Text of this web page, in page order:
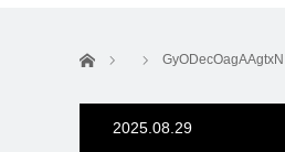
ホーム GyODecOagAAgtxN
2025.08.29